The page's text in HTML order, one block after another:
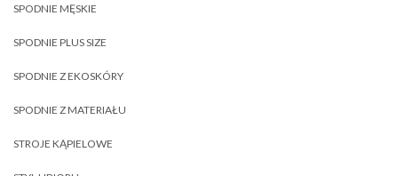
SPODNIE MĘSKIE
SPODNIE PLUS SIZE
SPODNIE Z EKOSKÓRY
SPODNIE Z MATERIAŁU
STROJE KĄPIELOWE